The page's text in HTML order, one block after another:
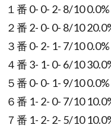
１番 0- 0- 2- 8/10
２番 2- 0- 0- 8/10
３番 0- 2- 1- 7/10
４番 3- 1- 0- 6/10
５番 0- 0- 1- 9/10
６番 1- 2- 0- 7/10
７番 1- 2- 2- 5/10